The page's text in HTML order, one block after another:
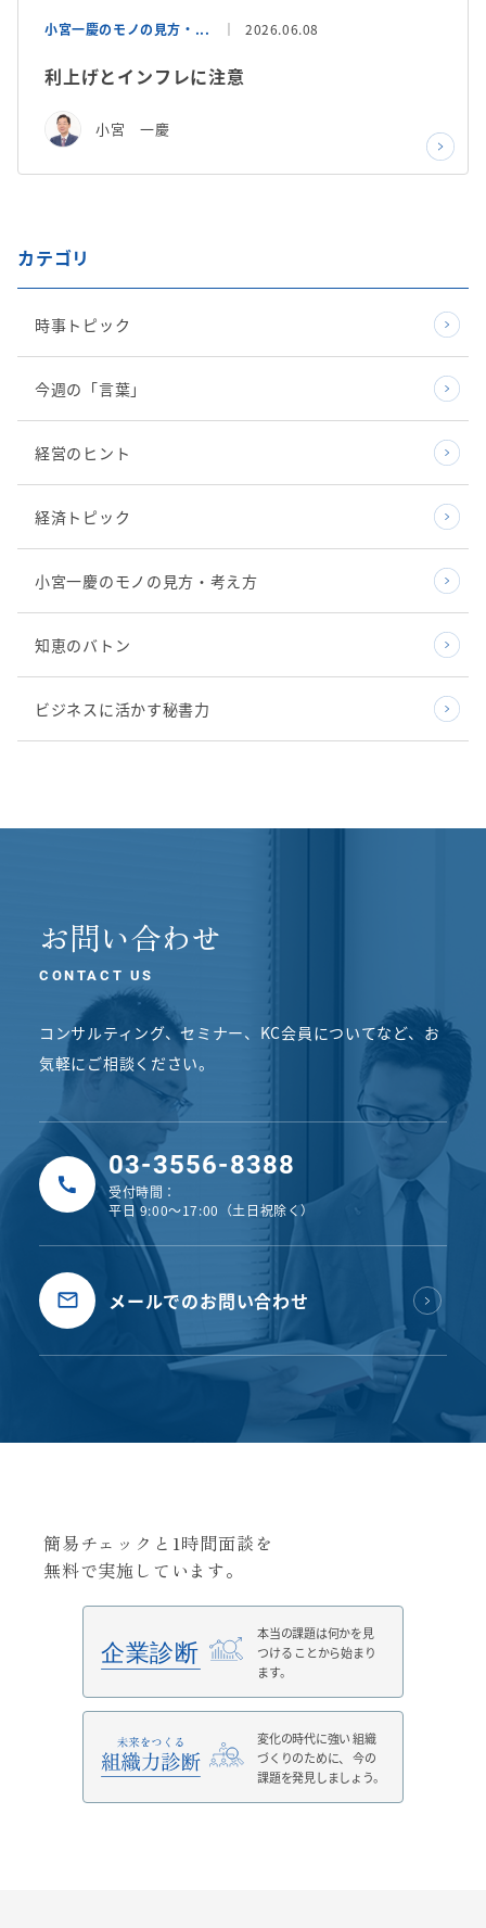
小宮一慶のモノの見方・... 2026.06.08
利上げとインフレに注意
小宮 一慶
カテゴリ
時事トピック
今週の「言葉」
経営のヒント
経済トピック
小宮一慶のモノの見方・考え方
知恵のバトン
ビジネスに活かす秘書力
お問い合わせ
CONTACT US
コンサルティング、セミナー、KC会員についてなど、 お
気軽にご相談ください。
03-3556-8388
受付時間：
平日 9:00〜17:00（土日祝除く）
メールでのお問い合わせ
簡易チェックと1時間面談を
無料で実施しています。
本当の課題は何かを見
つける ことから始まり
ます。
変化の時代に強い組織
づくりのために、
今の
課題を発見しましょう。